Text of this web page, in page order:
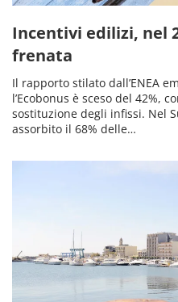
Incentivi edilizi, nel
frenata
Il rapporto stilato dall’ENEA
l’Ecobonus è sceso del 42%,
sostituzione degli infissi. Nel
assorbito il 68% delle…